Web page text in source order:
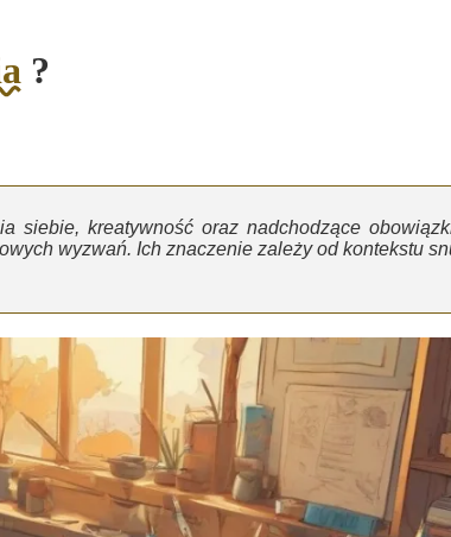
?
siebie, kreatywność oraz nadchodzące
wyzwań. Ich znaczenie zależy od kontekstu